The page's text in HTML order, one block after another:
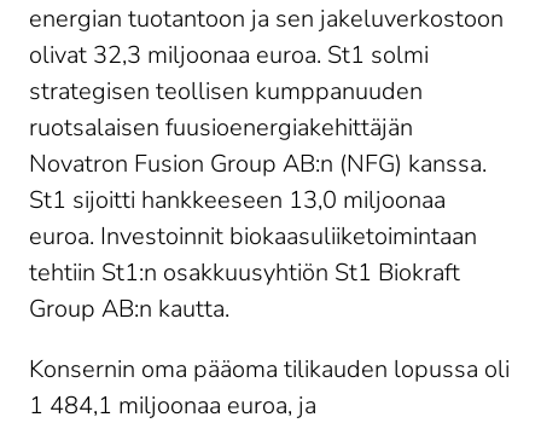
energian tuotantoon ja sen jakeluverkostoon
olivat 32,3 miljoonaa euroa. St1 solmi
strategisen teollisen kumppanuuden
ruotsalaisen fuusioenergiakehittäjän
Novatron Fusion Group AB:n (NFG) kanssa.
St1 sijoitti hankkeeseen 13,0 miljoonaa
euroa. Investoinnit biokaasuliiketoimintaan
tehtiin St1:n osakkuusyhtiön St1 Biokraft
Group AB:n kautta.
Konsernin oma pääoma tilikauden lopussa oli
1 484,1 miljoonaa euroa, ja